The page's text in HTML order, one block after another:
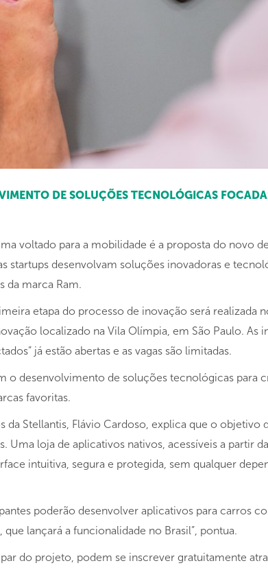
DE SOLUÇÕES TECNOLÓGICAS
voltado para a mobilidade é a proposta do novo
startups desenvolvam soluções inovadoras e
da marca Ram.
etapa do processo de inovação será realizada
localizado na Vila Olímpia, em São Paulo. As
já estão abertas e as vagas são limitadas.
o desenvolvimento de soluções tecnológicas para
favoritas.
da Stellantis, Flávio Cardoso, explica que o
Uma loja de aplicativos nativos, acessíveis a partir
intuitiva, segura e protegida, sem qualquer
poderão desenvolver aplicativos para carros
lançará a funcionalidade no Brasil”, pontua.
do projeto, podem se inscrever gratuitamente